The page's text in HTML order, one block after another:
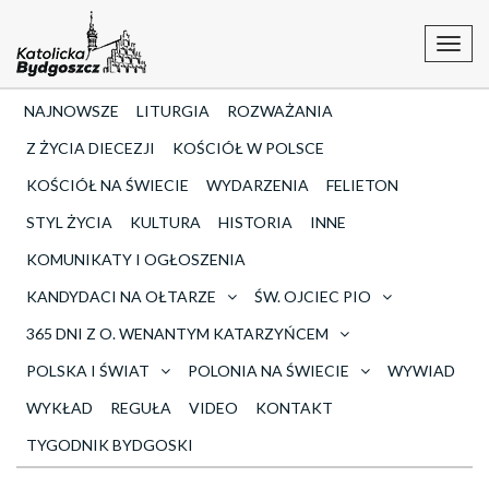
NAJNOWSZE LITURGIA
ROZWAŻANIA
Z ŻYCIA DIECEZJI
KOŚCIÓŁ W POLSCE
KOŚCIÓŁ NA ŚWIECIE
WYDARZENIA
FELIETON
STYL ŻYCIA
KULTURA HISTORIA
INNE
KOMUNIKATY I OGŁOSZENIA
KANDYDACI NA OŁTARZE
ŚW. OJCIEC PIO
365 DNI Z O. WENANTYM KATARZYŃCEM
POLSKA I ŚWIAT
POLONIA NA ŚWIECIE
WYWIAD
WYKŁAD
REGUŁA VIDEO
KONTAKT
TYGODNIK BYDGOSKI